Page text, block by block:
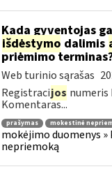
Kada gyventojas
išdėstymo dalimis
priėmimo
Web turinio sąrašas
Registracijos numeris
Komentaras...
prašymas mokestinė
mokėjimo duomenys
nepriemoką